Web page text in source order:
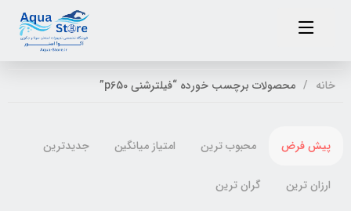
خانه محصولات برچسب خورده “فیلترشنی p650”
پیش فرض محبوب ترین امتیاز میانگین جدیدترین
ارزان ترین گران ترین